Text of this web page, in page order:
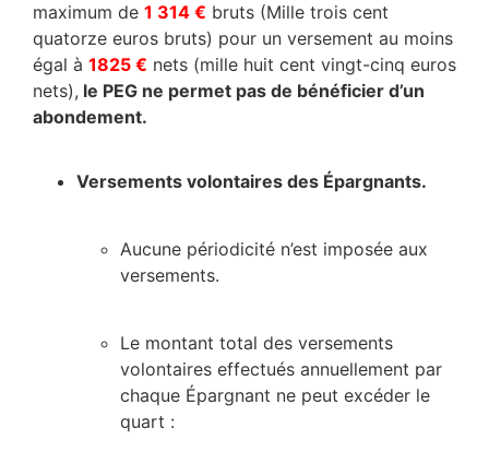
maximum de 1 314 € bruts (Mille trois cent
quatorze euros bruts) pour un versement au moins
égal à 1825 € nets (mille huit cent vingt-cinq euros
nets), le PEG ne permet pas de bénéficier d’un
abondement.
Versements volontaires des Épargnants.
Aucune périodicité n’est imposée aux
versements.
Le montant total des versements
volontaires effectués annuellement par
chaque Épargnant ne peut excéder le
quart :